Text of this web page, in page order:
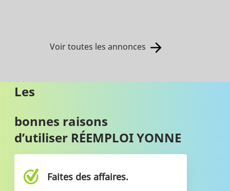
Voir toutes les annonces
Les
bonnes raisons
d’utiliser RÉEMPLOI YONNE
Faites des affaires.